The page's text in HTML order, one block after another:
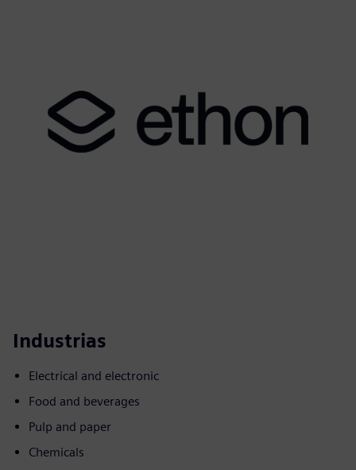
Industrias
Electrical and electronic
Food and beverages
Pulp and paper
Chemicals